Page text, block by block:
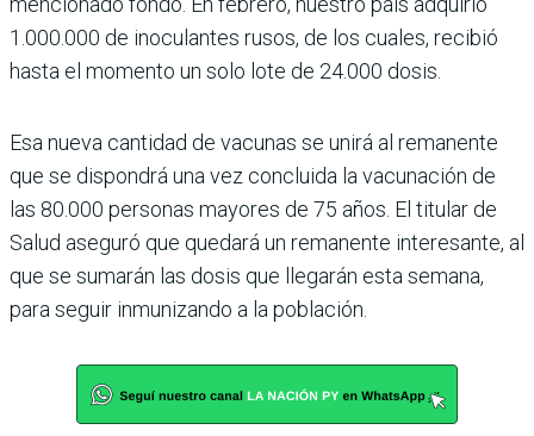
1.000.000 de inoculantes rusos, de los cuales, recibió
hasta el momento un solo lote de 24.000 dosis.
Esa nueva cantidad de vacunas se unirá al remanente
que se dispondrá una vez concluida la vacunación de
las 80.000 personas mayores de 75 años. El titular de
Salud aseguró que quedará un remanente interesante, al
que se sumarán las dosis que llegarán esta semana,
para seguir inmunizando a la población.